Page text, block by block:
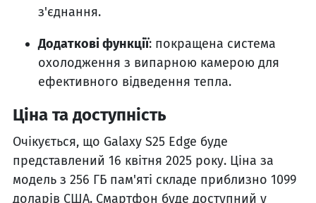
з'єднання.
Додаткові функції: покращена система
охолодження з випарною камерою для
ефективного відведення тепла.
Ціна та доступність
Очікується, що Galaxy S25 Edge буде
представлений 16 квітня 2025 року. Ціна за
модель з 256 ГБ пам'яті складе приблизно 1099
доларів США. Смартфон буде доступний у